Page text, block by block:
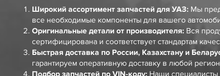
Широкий ассортимент запчастей для УАЗ: Мы
все необходимые компоненты для вашего
Оригинальные детали от производителя: Вся
сертифицирована и соответствует стандартам
Быстрая доставка по России, Казахстану и
гарантируем оперативную доставку в любой
Подбор запчастей по VIN-коду: Наши специалисты